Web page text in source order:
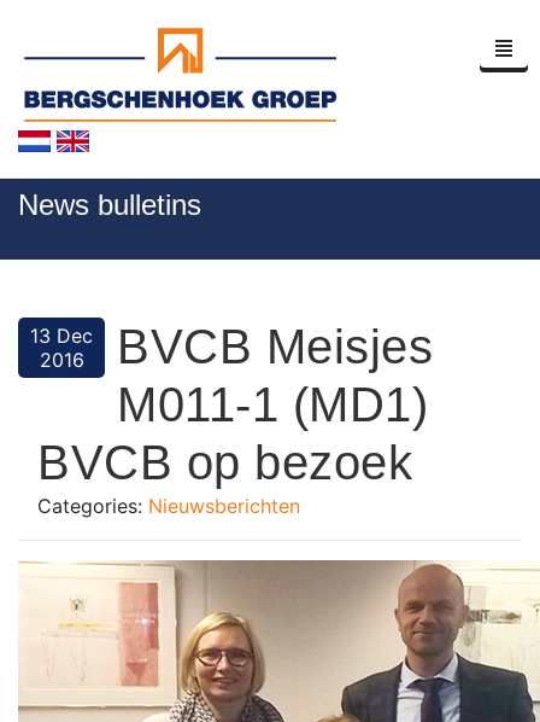
News bulletins
13 Dec
2016
BVCB Meisjes
M011-1 (MD1)
BVCB op bezoek
Categories: Nieuwsberichten
Homepage
Company Profile
Contact